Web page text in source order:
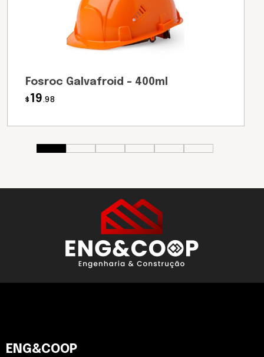
Fosroc Galvafroid – 400ml
$ 19.98
ENG&COOP